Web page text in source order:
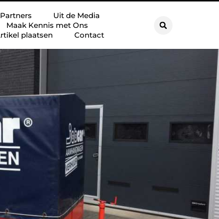
Partners
Uit de Media
Maak Kennis met Ons
plaatsen
Contact